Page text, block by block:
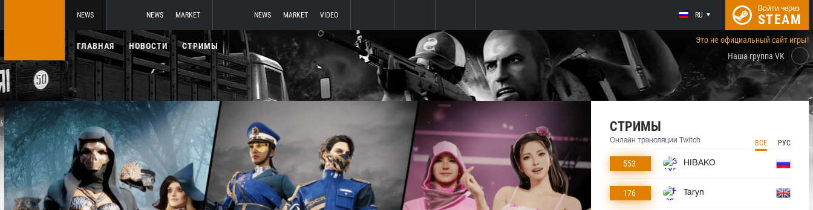
NEWS NEWS MARKET NEWS MARKET VIDEO RU
Войти через
STEAM
ГЛАВНАЯ НОВОСТИ СТРИМЫ
Это не официальный сайт игры!
Наша группа VK
СТРИМЫ
Онлайн трансляции Twitch ВСЕ РУС
553 HIBAKO
176 Taryn